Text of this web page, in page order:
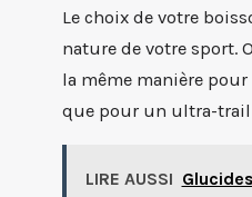
Le choix de votre
nature de votre sport.
la même manière
que pour un ultra-
LIRE AUSSI